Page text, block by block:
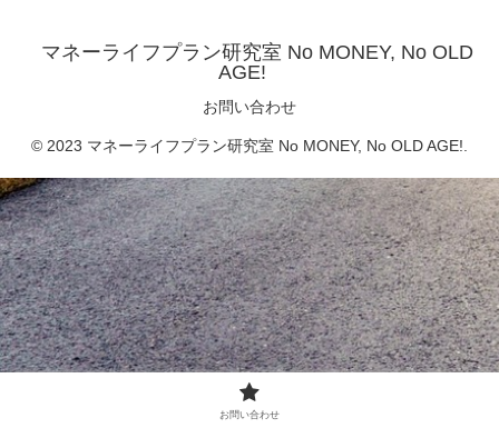
マネーライフプラン研究室 No MONEY, No OLD
AGE!
お問い合わせ
© 2023 マネーライフプラン研究室 No MONEY, No OLD AGE!.
お問い合わせ